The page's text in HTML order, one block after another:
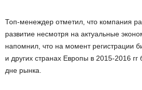
Топ-менеждер отметил, что компания
развитие несмотря на актуальные
напомнил, что на момент регистрации
и других странах Европы в 2015-2016 гг
дне рынка.